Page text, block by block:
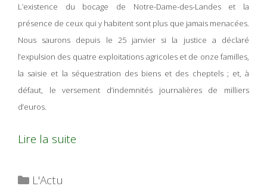
L’existence du bocage de Notre-Dame-des-Landes et la
présence de ceux qui y habitent sont plus que jamais menacées.
Nous saurons depuis le 25 janvier si la justice a déclaré
l’expulsion des quatre exploitations agricoles et de onze familles,
la saisie et la séquestration des biens et des cheptels ; et, à
défaut, le versement d’indemnités journalières de milliers
d’euros.
Lire la suite
Catégories
L'Actu